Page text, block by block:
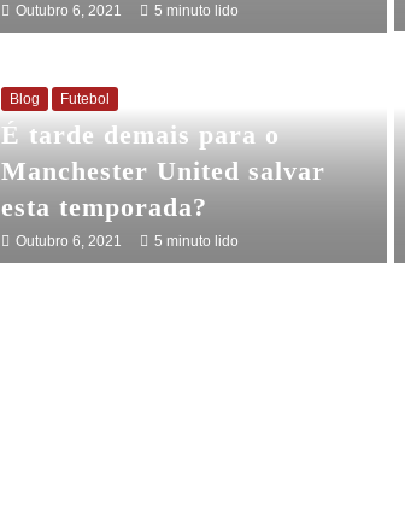
Outubro 6, 2021 5 minuto lido
Blog Futebol
É tarde demais para o
Manchester United salvar
esta temporada?
Outubro 6, 2021 5 minuto lido